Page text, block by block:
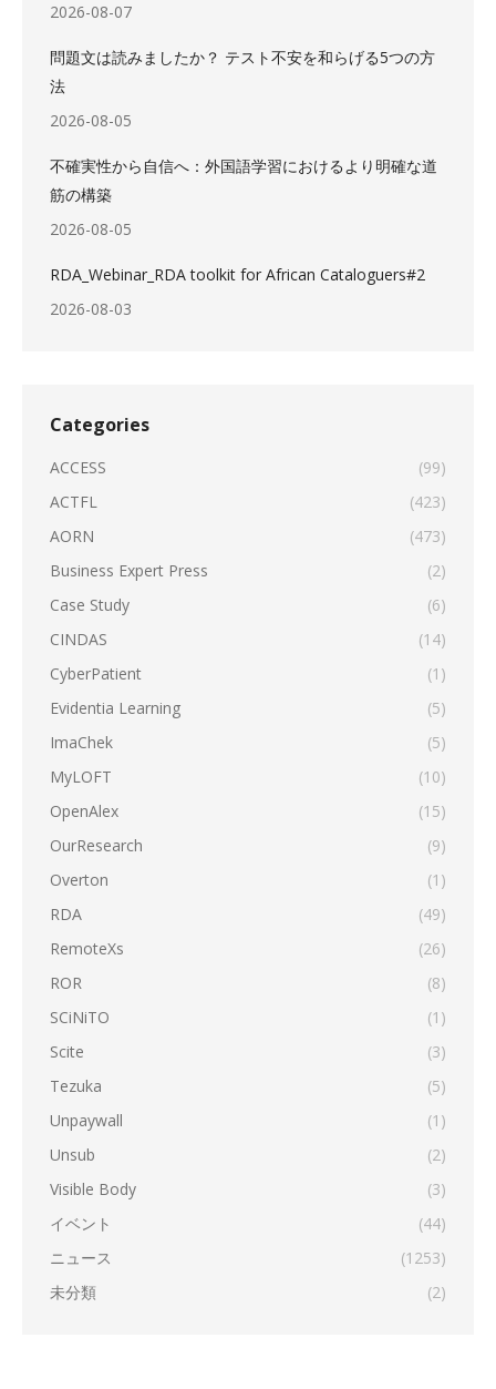
2026-08-07
問題文は読みましたか？ テスト不安を和らげる5つの方
法
2026-08-05
不確実性から自信へ：外国語学習におけるより明確な道
筋の構築
2026-08-05
RDA_Webinar_RDA toolkit for African Cataloguers#2
2026-08-03
Categories
ACCESS
(99)
ACTFL
(423)
AORN
(473)
Business Expert Press
(2)
Case Study
(6)
CINDAS
(14)
CyberPatient
(1)
Evidentia Learning
(5)
ImaChek
(5)
MyLOFT
(10)
OpenAlex
(15)
OurResearch
(9)
Overton
(1)
RDA
(49)
RemoteXs
(26)
ROR
(8)
SCiNiTO
(1)
Scite
(3)
Tezuka
(5)
Unpaywall
(1)
Unsub
(2)
Visible Body
(3)
イベント
(44)
ニュース
(1253)
未分類
(2)